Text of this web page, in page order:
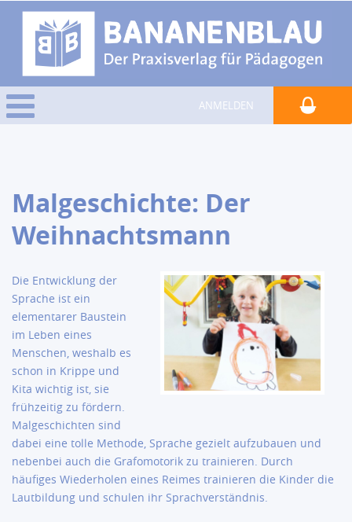
ANMELDEN
Malgeschichte: Der
Weihnachtsmann
Die Entwicklung der
Sprache ist ein
elementarer Baustein
im Leben eines
Menschen, weshalb es
schon in Krippe und
Kita wichtig ist, sie
frühzeitig zu fördern.
Malgeschichten sind
dabei eine tolle Methode, Sprache gezielt aufzubauen und
nebenbei auch die Grafomotorik zu trainieren. Durch
häufiges Wiederholen eines Reimes trainieren die Kinder die
Lautbildung und schulen ihr Sprachverständnis.